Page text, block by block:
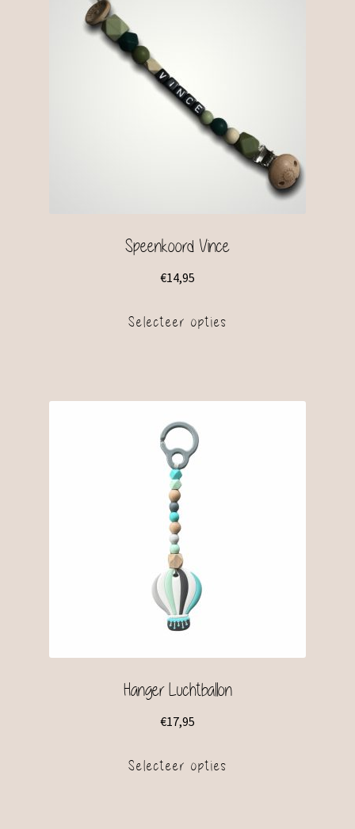
Speenkoord Vince
€14,95
Selecteer opties
Hanger Luchtballon
€17,95
Selecteer opties